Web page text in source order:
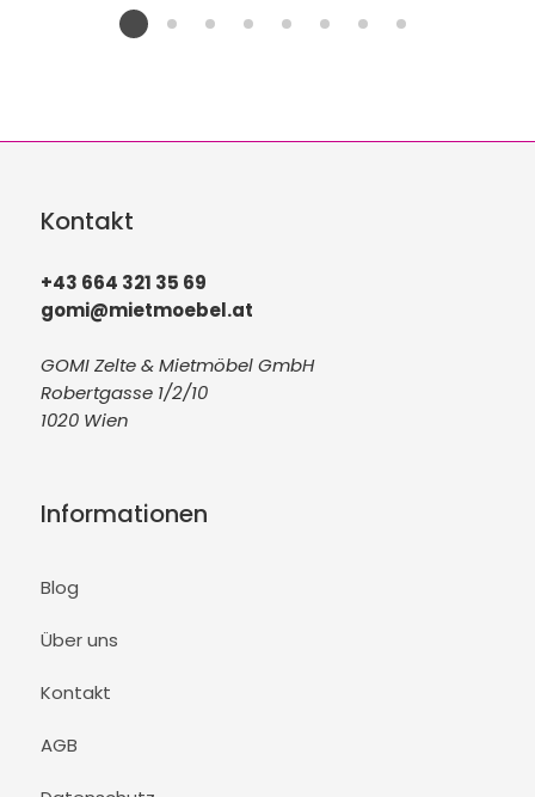
Kontakt
+43 664 321 35 69
gomi@mietmoebel.at
GOMI Zelte & Mietmöbel GmbH
Robertgasse 1/2/10
1020 Wien
Informationen
Blog
Über uns
Kontakt
AGB